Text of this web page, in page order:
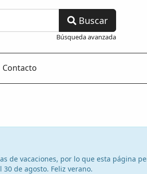
Buscar
Búsqueda avanzada
Contacto
de vacaciones, por lo que esta página
de agosto. Feliz verano.